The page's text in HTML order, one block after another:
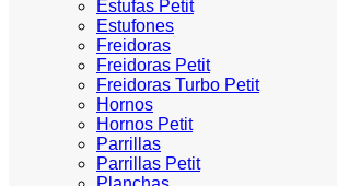
Estufas Petit
Estufones
Freidoras
Freidoras Petit
Freidoras Turbo Petit
Hornos
Hornos Petit
Parrillas
Parrillas Petit